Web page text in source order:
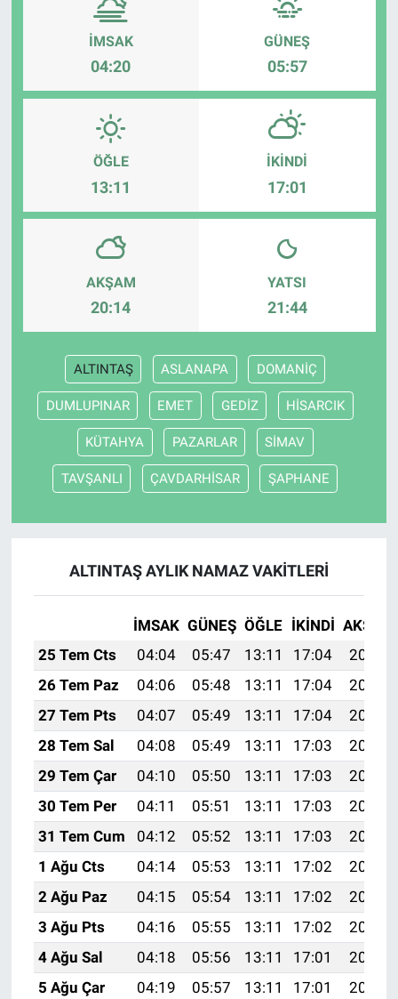
İMSAK
04:20
GÜNEŞ
05:57
ÖĞLE
13:11
İKINDI
17:01
AKŞAM
20:14
YATSI
21:44
ALTINTAŞ ASLANAPA DOMANİÇ
DUMLUPINAR EMET GEDİZ HİSARCIK
KÜTAHYA PAZARLAR SİMAV
TAVŞANLI ÇAVDARHİSAR ŞAPHANE
ALTINTAŞ AYLIK NAMAZ VAKITLERI
İMSAK GÜNEŞ ÖĞLE İKINDI AKŞAM
25 Tem Cts
04:04 05:47 13:11 17:04
20:25
26 Tem Paz
04:06 05:48 13:11 17:04
20:25
27 Tem Pts
04:07 05:49 13:11 17:04
20:24
28 Tem Sal
04:08 05:49 13:11 17:03
20:23
29 Tem Çar
04:10 05:50 13:11 17:03
20:22
30 Tem Per
04:11 05:51 13:11 17:03
20:21
31 Tem Cum
04:12 05:52 13:11 17:03
20:20
1 Ağu Cts
04:14 05:53 13:11 17:02
20:19
2 Ağu Paz
04:15 05:54 13:11 17:02
20:18
3 Ağu Pts
04:16 05:55 13:11 17:02
20:17
4 Ağu Sal
04:18 05:56 13:11 17:01
20:16
5 Ağu Çar
04:19 05:57 13:11 17:01
20:15